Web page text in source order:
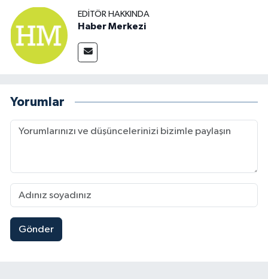
EDITÖR HAKKINDA
Haber Merkezi
Yorumlar
Gönder